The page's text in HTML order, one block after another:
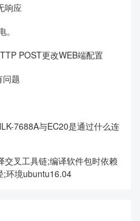
响应
POST更改WEB端配置
问题
7688A与EC20是通过什么连
交叉工具链;编译软件包时依赖
;环境ubuntu16.04